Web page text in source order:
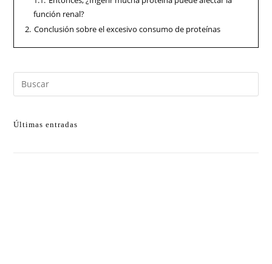
función renal?
2. Conclusión sobre el excesivo consumo de proteínas
Últimas entradas